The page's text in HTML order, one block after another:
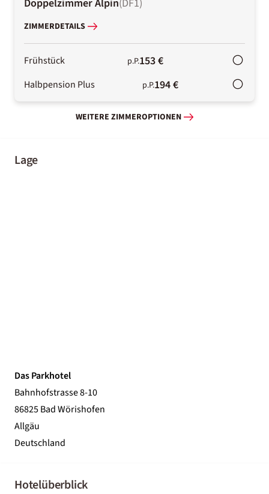
Doppelzimmer Alpin(DF1)
ZIMMERDETAILS
Frühstück p.P.153 €
Halbpension Plus p.P.194 €
WEITERE ZIMMEROPTIONEN
Lage
Das Parkhotel
Bahnhofstrasse 8-10
86825 Bad Wörishofen
Allgäu
Deutschland
Hotelüberblick